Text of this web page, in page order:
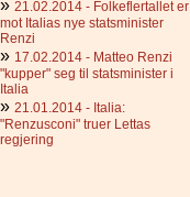
» 21.02.2014 - Folkeflertallet er
mot Italias nye statsminister
Renzi
» 17.02.2014 - Matteo Renzi
"kupper" seg til statsminister i
Italia
» 21.01.2014 - Italia:
"Renzusconi" truer Lettas
regjering